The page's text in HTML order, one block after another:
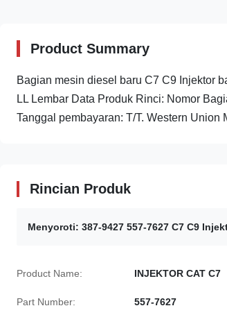
Product Summary
Bagian mesin diesel baru C7 C9 Injektor
LL Lembar Data Produk Rinci: Nomor
Tanggal pembayaran: T/T. Western Union
Rincian Produk
Menyoroti: 387-9427 557-7627 C7 C9
Product Name: INJEKTOR CAT C7
Part Number: 557-7627